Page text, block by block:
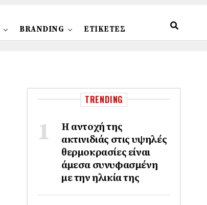
BRANDING ΕΤΙΚΕΤΕΣ
TRENDING
Η αντοχή της
ακτινιδιάς στις υψηλές
θερμοκρασίες είναι
άμεσα συνυφασμένη
με την ηλικία της